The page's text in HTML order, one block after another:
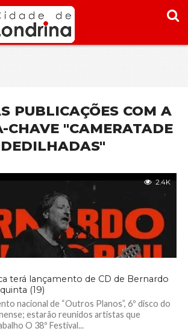
PUBLICAÇÕES COM A
CHAVE "CAMERATADE
DEDILHADAS"
2.4K
terá lançamento de CD de Bernardo
(19)
nacional de “Outros Planos”, 6º disco do
estarão reunidos artistas que
O 38º Festival...